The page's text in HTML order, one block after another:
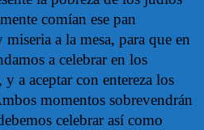
comían ese pan
a la mesa, para que en
a celebrar en los
a aceptar con entereza los
momentos sobrevendrán
celebrar así como